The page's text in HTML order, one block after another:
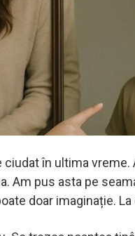
în ultima vreme.
Am pus asta pe
doar imaginație.